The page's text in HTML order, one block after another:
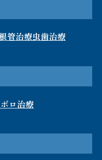
管治療虫歯治療
ロ治療